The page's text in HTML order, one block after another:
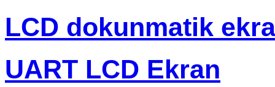
LCD dokunmatik
UART LCD Ekran